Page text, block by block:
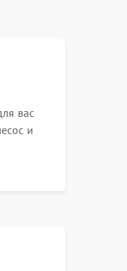
вас
и